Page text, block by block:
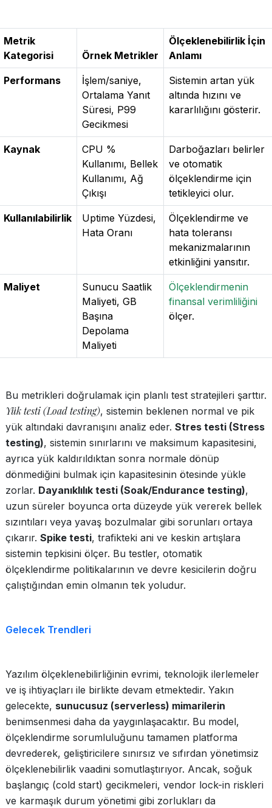
Metrik
Kategorisi
Örnek Metrikler
Ölçeklenebilirlik İçin
Anlamı
Performans
İşlem/saniye,
Ortalama Yanıt
Süresi, P99
Gecikmesi
Sistemin artan yük
altında hızını ve
kararlılığını gösterir.
Kaynak
CPU %
Kullanımı, Bellek
Kullanımı, Ağ
Çıkışı
Darboğazları belirler
ve otomatik
ölçeklendirme için
tetikleyici olur.
Kullanılabilirlik
Uptime Yüzdesi,
Hata Oranı
Ölçeklendirme ve
hata toleransı
mekanizmalarının
etkinliğini yansıtır.
Maliyet
Sunucu Saatlik
Maliyeti, GB
Başına
Depolama
Maliyeti
Ölçeklendirmenin
finansal verimliliğini
ölçer.
Bu metrikleri doğrulamak için planlı test stratejileri şarttır.
Yük testi (Load testing), sistemin beklenen normal ve pik
yük altındaki davranışını analiz eder. Stres testi (Stress
testing), sistemin sınırlarını ve maksimum kapasitesini,
ayrıca yük kaldırıldıktan sonra normale dönüp
dönmediğini bulmak için kapasitesinin ötesinde yükle
zorlar. Dayanıklılık testi (Soak/Endurance testing),
uzun süreler boyunca orta düzeyde yük vererek bellek
sızıntıları veya yavaş bozulmalar gibi sorunları ortaya
çıkarır. Spike testi, trafikteki ani ve keskin artışlara
sistemin tepkisini ölçer. Bu testler, otomatik
ölçeklendirme politikalarının ve devre kesicilerin doğru
çalıştığından emin olmanın tek yoludur.
Gelecek Trendleri
Yazılım ölçeklenebilirliğinin evrimi, teknolojik ilerlemeler
ve iş ihtiyaçları ile birlikte devam etmektedir. Yakın
gelecekte, sunucusuz (serverless) mimarilerin
benimsenmesi daha da yaygınlaşacaktır. Bu model,
ölçeklendirme sorumluluğunu tamamen platforma
devrederek, geliştiricilere sınırsız ve sıfırdan yönetimsiz
ölçeklenebilirlik vaadini somutlaştırıyor. Ancak, soğuk
başlangıç (cold start) gecikmeleri, vendor lock-in riskleri
ve karmaşık durum yönetimi gibi zorlukları da